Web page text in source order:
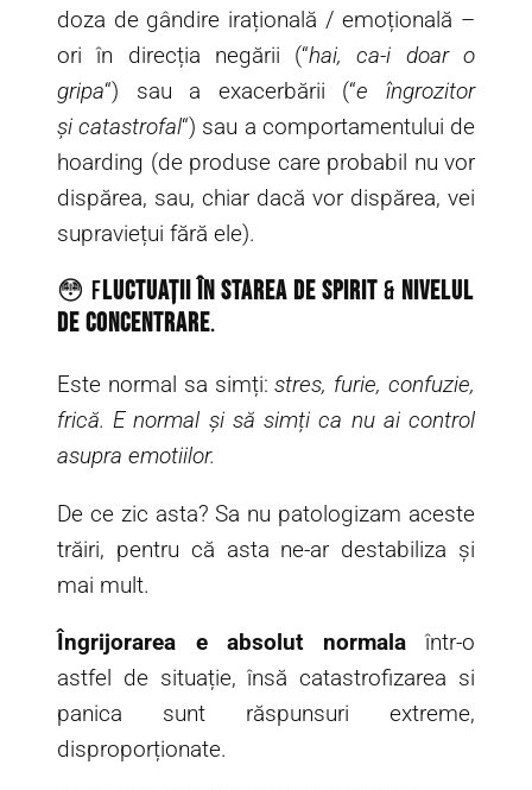
doza de gândire irațională / emoțională –
ori în direcția negării (“hai, ca-i doar o
gripa“) sau a exacerbării (“e îngrozitor
și catastrofal“) sau a comportamentului de
hoarding (de produse care probabil nu vor
dispărea, sau, chiar dacă vor dispărea, vei
supraviețui fără ele).
😳 Fluctuații în starea de spirit& nivelul
de concentrare.
Este normal sa simți:stres, furie, confuzie,
frică. E normal și să simți ca nu ai control
asupra emotiilor.
De ce zic asta? Sa nu patologizam aceste
trăiri, pentru că asta ne-ar destabiliza și
mai mult.
Îngrijorarea e absolut normalaîntr-o
astfel de situație, însă catastrofizarea si
panica sunt răspunsuri extreme,
disproporționate.